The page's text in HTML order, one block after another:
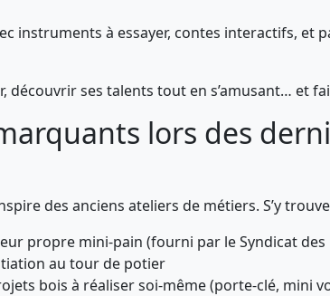
instruments à essayer, contes interactifs, et
ses talents tout en s’amusant… et
lors des
des anciens ateliers de métiers. S’y
propre mini-pain (fourni par le Syndicat des
au tour de potier
bois à réaliser soi-même (porte-clé, mini